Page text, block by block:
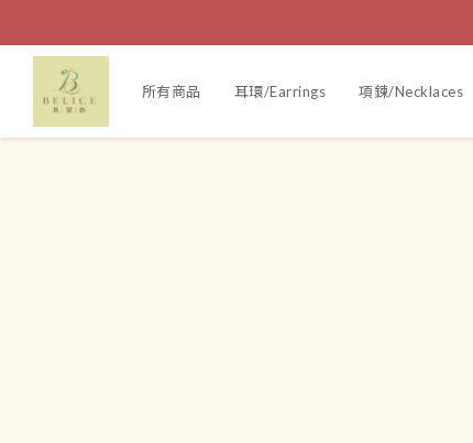
所有商品 耳環/Earrings 項鍊/Necklaces